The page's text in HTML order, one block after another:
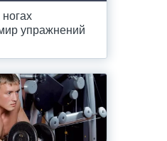
упражнений